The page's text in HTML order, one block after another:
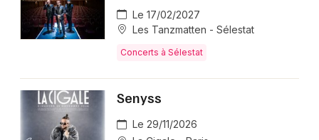
Le 17/02/2027
Les Tanzmatten - Sélestat
Concerts à Sélestat
Senyss
Le 29/11/2026